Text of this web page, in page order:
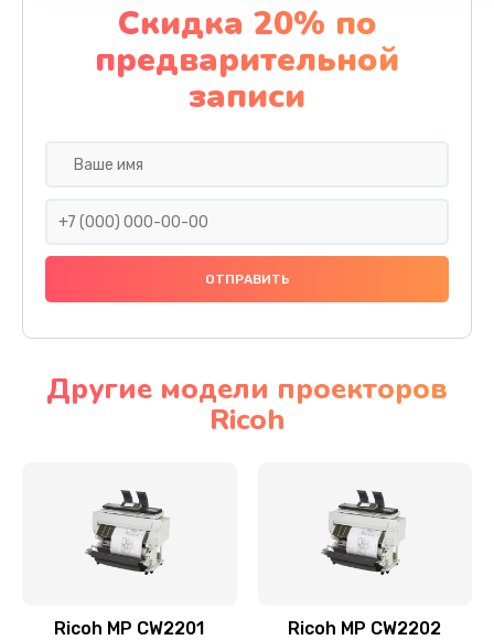
Скидка 20% по
предварительной
записи
Другие модели проекторов
Ricoh
Ricoh MP CW2201 Ricoh MP CW2202